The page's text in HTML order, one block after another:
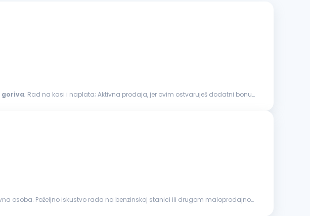
goriva; Rad na kasi i naplata; Aktivna prodaja, jer ovim ostvaruješ dodatni bonus